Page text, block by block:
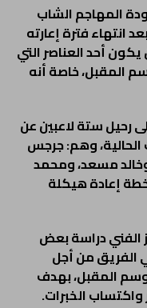
المهاجم الشاب
انتهاء فترة إعارته
أحد العناصر التي
المقبل، خاصة أنه
رحيل ستة لاعبين عن
الحالية، وهم: جرجس
مسعد، ومحمد
إعادة هيكلة
الفني دراسة بعض
الفريق من أجل
المقبل، بهدف
الخبرات.